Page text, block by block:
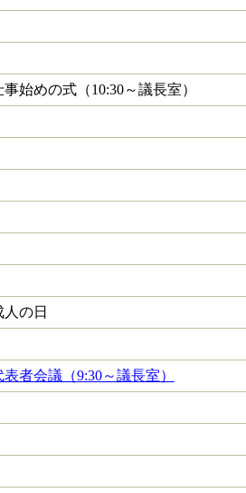
事始めの式（10:30～議長室）
人の日
表者会議（9:30～議長室）